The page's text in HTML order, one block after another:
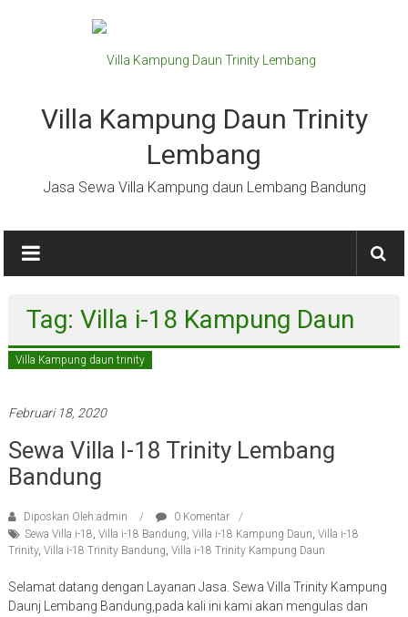
Villa Kampung Daun Trinity
Lembang
Jasa Sewa Villa Kampung daun Lembang Bandung
Tag: Villa i-18 Kampung Daun
Villa Kampung daun trinity
Februari 18, 2020
Sewa Villa I-18 Trinity Lembang
Bandung
Diposkan Oleh:admin
0 Komentar
Sewa Villa i-18, Villa i-18 Bandung, Villa i-18 Kampung Daun, Villa i-18
Trinity, Villa i-18 Trinity Bandung, Villa i-18 Trinity Kampung Daun
Selamat datang dengan Layanan Jasa. Sewa Villa Trinity Kampung
Daunj Lembang Bandung,pada kali ini kami akan mengulas dan